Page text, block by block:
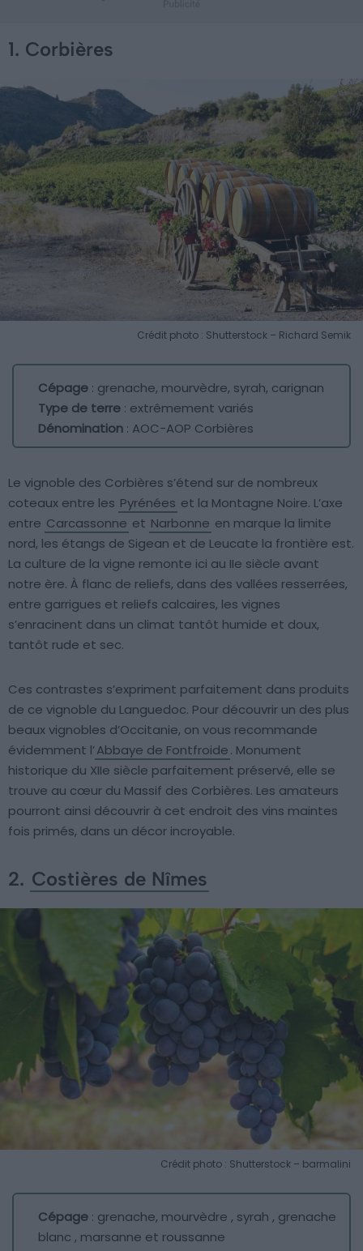
1. Corbières
Crédit photo : Shutterstock – Richard Semik
Cépage : grenache, mourvèdre, syrah, carignan
Type de terre : extrêmement variés
Dénomination : AOC-AOP Corbières
Le vignoble des Corbières s’étend sur de nombreux
coteaux entre les Pyrénées et la Montagne Noire. L’axe
entre Carcassonne et Narbonne en marque la limite
nord, les étangs de Sigean et de Leucate la frontière est.
La culture de la vigne remonte ici au IIe siècle avant
notre ère. À flanc de reliefs, dans des vallées resserrées,
entre garrigues et reliefs calcaires, les vignes
s’enracinent dans un climat tantôt humide et doux,
tantôt rude et sec.
Ces contrastes s’expriment parfaitement dans produits
de ce vignoble du Languedoc. Pour découvrir un des plus
beaux vignobles d’Occitanie, on vous recommande
évidemment l’Abbaye de Fontfroide. Monument
historique du XIIe siècle parfaitement préservé, elle se
trouve au cœur du Massif des Corbières. Les amateurs
pourront ainsi découvrir à cet endroit des vins maintes
fois primés, dans un décor incroyable.
2. Costières de Nîmes
Crédit photo : Shutterstock – barmalini
Cépage : grenache, mourvèdre , syrah , grenache
blanc , marsanne et roussanne